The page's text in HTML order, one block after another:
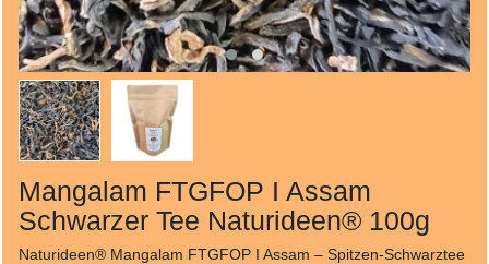
Mangalam FTGFOP I Assam
Schwarzer Tee Naturideen® 100g
Naturideen® Mangalam FTGFOP I Assam – Spitzen-Schwarztee